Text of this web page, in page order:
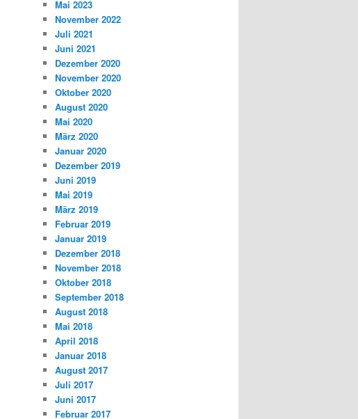
Mai 2023
November 2022
Juli 2021
Juni 2021
Dezember 2020
November 2020
Oktober 2020
August 2020
Mai 2020
März 2020
Januar 2020
Dezember 2019
Juni 2019
Mai 2019
März 2019
Februar 2019
Januar 2019
Dezember 2018
November 2018
Oktober 2018
September 2018
August 2018
Mai 2018
April 2018
Januar 2018
August 2017
Juli 2017
Juni 2017
Februar 2017